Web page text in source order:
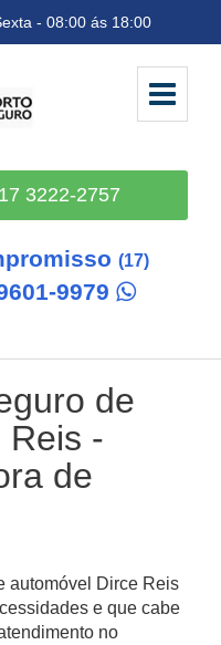
- 08:00 ás 18:00
3222-2757
(17)
9979
de
Reis -
de
automóvel Dirce Reis
e que cabe
no